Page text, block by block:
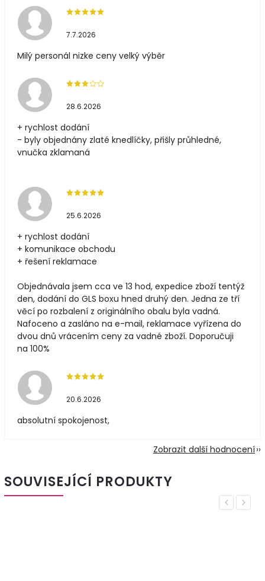
7.7.2026
Milý personál nizke ceny velký výběr
28.6.2026
+ rychlost dodání
- byly objednány zlaté knedlíčky, přišly průhledné,
vnučka zklamaná
25.6.2026
+ rychlost dodání
+ komunikace obchodu
+ řešení reklamace
Objednávala jsem cca ve 13 hod, expedice zboží tentýž
den, dodání do GLS boxu hned druhý den. Jedna ze tří
věcí po rozbalení z originálního obalu byla vadná.
Nafoceno a zasláno na e-mail, reklamace vyřízena do
dvou dnů vrácením ceny za vadné zboží. Doporučuji
na 100%
20.6.2026
absolutní spokojenost,
Zobrazit další hodnocení
SOUVISEJÍCÍ PRODUKTY
Previous
Next